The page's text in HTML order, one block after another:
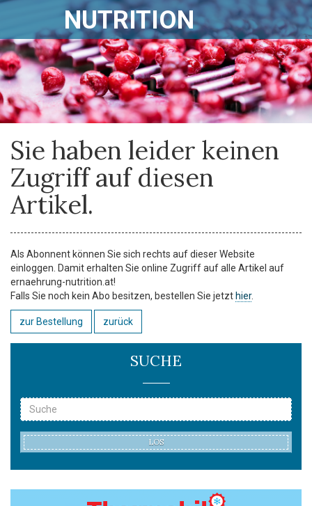
NUTRITION
Sie haben leider keinen
Zugriff auf diesen
Artikel.
Als Abonnent können Sie sich rechts auf dieser Website
einloggen. Damit erhalten Sie online Zugriff auf alle Artikel auf
ernaehrung-nutrition.at!
Falls Sie noch kein Abo besitzen, bestellen Sie jetzt hier.
zur Bestellung zurück
SUCHE
LOS